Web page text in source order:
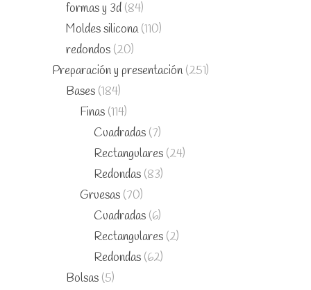
formas y 3d (84)
Moldes silicona (110)
redondos (20)
Preparación y presentación (251)
Bases (184)
Finas (114)
Cuadradas (7)
Rectangulares (24)
Redondas (83)
Gruesas (70)
Cuadradas (6)
Rectangulares (2)
Redondas (62)
Bolsas (5)